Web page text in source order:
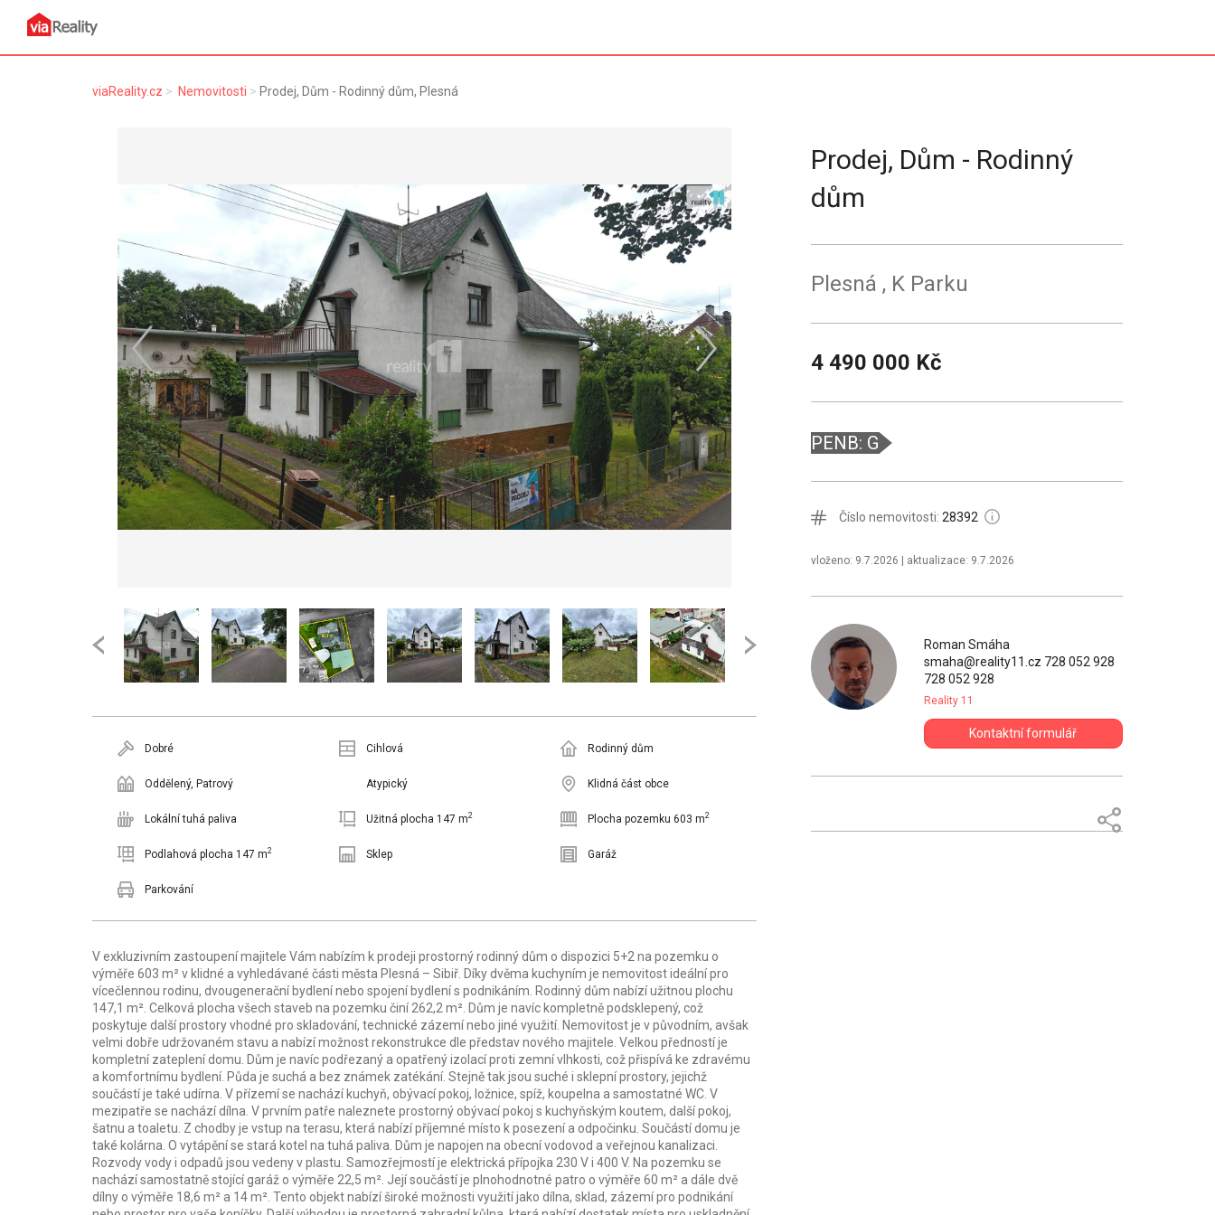
viaReality.cz Nemovitosti Prodej, Dům - Rodinný dům, Plesná
Prodej, Dům - Rodinný
dům
Plesná , K Parku
4 490 000 Kč
PENB: G
Číslo nemovitosti: 28392
vloženo: 9.7.2026 | aktualizace: 9.7.2026
Dobré Cihlová Rodinný dům
Oddělený, Patrový Atypický Klidná část obce
Lokální tuhá paliva Užitná plocha 147 m2 Plocha pozemku 603 m2
Podlahová plocha 147 m2 Sklep Garáž
Parkování
V exkluzivním zastoupení majitele Vám nabízím k prodeji prostorný rodinný dům o dispozici 5+2 na pozemku o
výměře 603 m² v klidné a vyhledávané části města Plesná – Sibiř. Díky dvěma kuchyním je nemovitost ideální pro
vícečlennou rodinu, dvougenerační bydlení nebo spojení bydlení s podnikáním. Rodinný dům nabízí užitnou plochu
147,1 m². Celková plocha všech staveb na pozemku činí 262,2 m². Dům je navíc kompletně podsklepený, což
poskytuje další prostory vhodné pro skladování, technické zázemí nebo jiné využití. Nemovitost je v původním, avšak
velmi dobře udržovaném stavu a nabízí možnost rekonstrukce dle představ nového majitele. Velkou předností je
kompletní zateplení domu. Dům je navíc podřezaný a opatřený izolací proti zemní vlhkosti, což přispívá ke zdravému
a komfortnímu bydlení. Půda je suchá a bez známek zatékání. Stejně tak jsou suché i sklepní prostory, jejichž
součástí je také udírna. V přízemí se nachází kuchyň, obývací pokoj, ložnice, spíž, koupelna a samostatné WC. V
mezipatře se nachází dílna. V prvním patře naleznete prostorný obývací pokoj s kuchyňským koutem, další pokoj,
šatnu a toaletu. Z chodby je vstup na terasu, která nabízí příjemné místo k posezení a odpočinku. Součástí domu je
také kolárna. O vytápění se stará kotel na tuhá paliva. Dům je napojen na obecní vodovod a veřejnou kanalizaci.
Rozvody vody i odpadů jsou vedeny v plastu. Samozřejmostí je elektrická přípojka 230 V i 400 V. Na pozemku se
nachází samostatně stojící garáž o výměře 22,5 m². Její součástí je plnohodnotné patro o výměře 60 m² a dále dvě
dílny o výměře 18,6 m² a 14 m². Tento objekt nabízí široké možnosti využití jako dílna, sklad, zázemí pro podnikání
Roman Smáha
smaha@reality11.cz 728 052 928
728 052 928
Reality 11
Kontaktní formulář